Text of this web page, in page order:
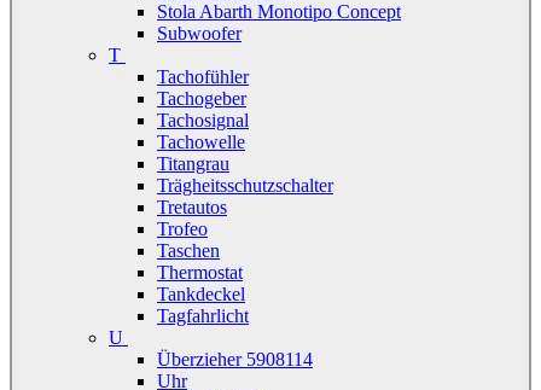
Stola Abarth Monotipo Concept
Subwoofer
T
Tachofühler
Tachogeber
Tachosignal
Tachowelle
Titangrau
Trägheitsschutzschalter
Tretautos
Trofeo
Taschen
Thermostat
Tankdeckel
Tagfahrlicht
U
Überzieher 5908114
Uhr